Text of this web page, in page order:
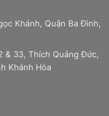
Khánh, Quận Ba Đình,
& 33, Thích Quảng Đức,
Khánh Hòa